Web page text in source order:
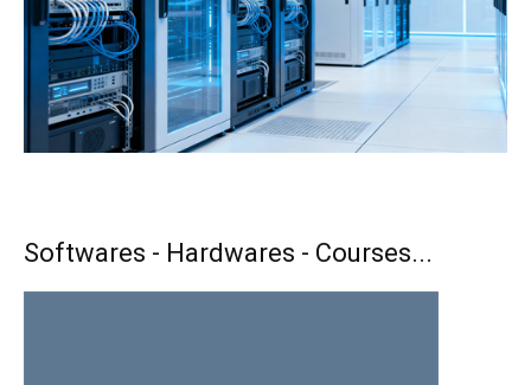
Softwares - Hardwares - Courses...